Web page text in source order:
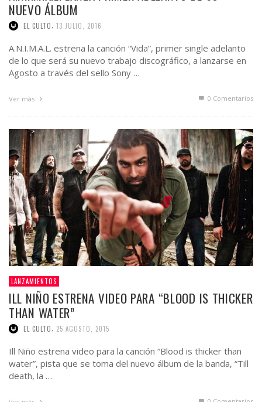
NUEVO ÁLBUM
EL CULTO, 13 JULIO, 2016
A.N.I.M.A.L. estrena la canción “Vida”, primer single adelanto
de lo que será su nuevo trabajo discográfico, a lanzarse en
Agosto a través del sello Sony …
Ver más 0 Comentarios
LANZAMIENTOS
ILL NIÑO ESTRENA VIDEO PARA “BLOOD IS THICKER
THAN WATER”
EL CULTO, 25 AGOSTO, 2015
Ill Niño estrena video para la canción “Blood is thicker than
water”, pista que se toma del nuevo álbum de la banda, “Till
death, la …